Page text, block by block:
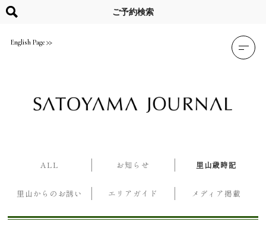
content
English Page
ご予約検索
ALL お知らせ 里山歳時記
里山からのお誘い エリアガイド メディア掲載